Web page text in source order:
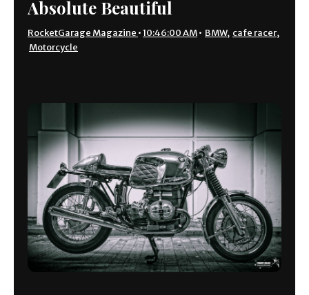
Absolute Beautiful
RocketGarage Magazine •10:46:00 AM• BMW, cafe racer,
Motorcycle